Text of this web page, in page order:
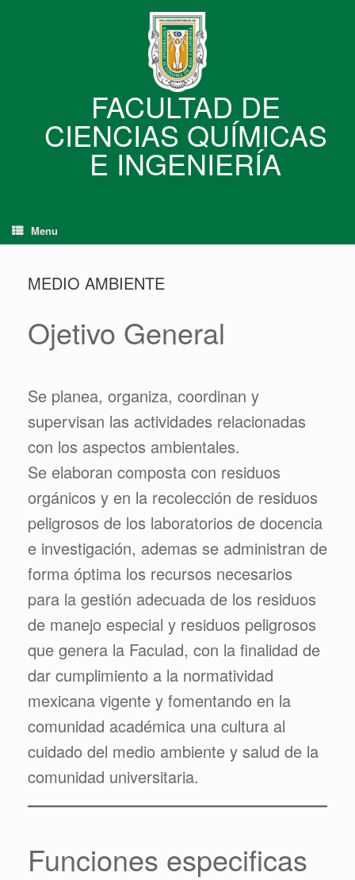
FACULTAD DE
CIENCIAS QUÍMICAS
E INGENIERÍA
Menu
MEDIO AMBIENTE
Ojetivo General
Se planea, organiza, coordinan y
supervisan las actividades relacionadas
con los aspectos ambientales.
Se elaboran composta con residuos
orgánicos y en la recolección de residuos
peligrosos de los laboratorios de docencia
e investigación, ademas se administran de
forma óptima los recursos necesarios
para la gestión adecuada de los residuos
de manejo especial y residuos peligrosos
que genera la Faculad, con la finalidad de
dar cumplimiento a la normatividad
mexicana vigente y fomentando en la
comunidad académica una cultura al
cuidado del medio ambiente y salud de la
comunidad universitaria.
Funciones especificas